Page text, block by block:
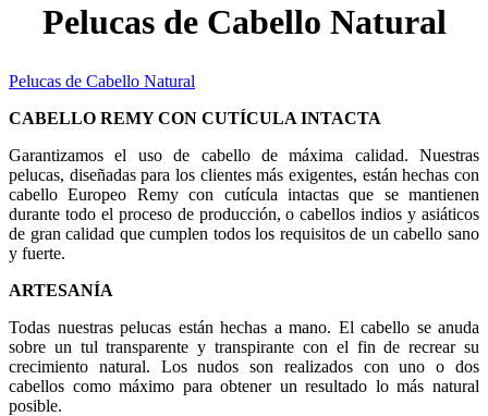
Pelucas de Cabello Natural
Pelucas de Cabello Natural
CABELLO REMY CON CUTÍCULA INTACTA
Garantizamos el uso de cabello de máxima calidad. Nuestras
pelucas, diseñadas para los clientes más exigentes, están hechas con
cabello Europeo Remy con cutícula intactas que se mantienen
durante todo el proceso de producción, o cabellos indios y asiáticos
de gran calidad que cumplen todos los requisitos de un cabello sano
y fuerte.
ARTESANÍA
Todas nuestras pelucas están hechas a mano. El cabello se anuda
sobre un tul transparente y transpirante con el fin de recrear su
crecimiento natural. Los nudos son realizados con uno o dos
cabellos como máximo para obtener un resultado lo más natural
posible.